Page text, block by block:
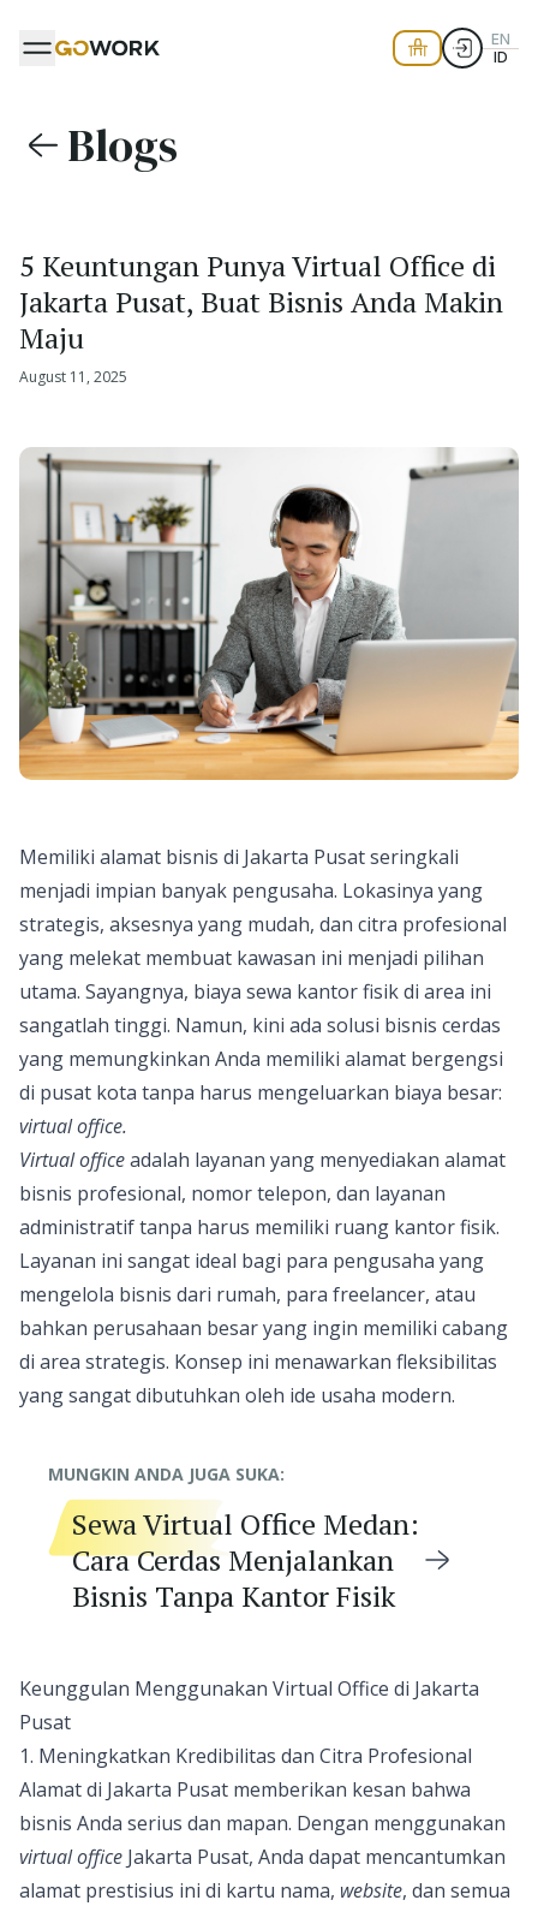
EN
ID
Blogs
5 Keuntungan Punya Virtual Office di
Jakarta Pusat, Buat Bisnis Anda Makin
Maju
August 11, 2025
Memiliki alamat bisnis di Jakarta Pusat seringkali
menjadi impian banyak pengusaha. Lokasinya yang
strategis, aksesnya yang mudah, dan citra profesional
yang melekat membuat kawasan ini menjadi pilihan
utama. Sayangnya, biaya sewa kantor fisik di area ini
sangatlah tinggi. Namun, kini ada solusi bisnis cerdas
yang memungkinkan Anda memiliki alamat bergengsi
di pusat kota tanpa harus mengeluarkan biaya besar:
virtual office.
Virtual officeadalah layanan yang menyediakan alamat
bisnis profesional, nomor telepon, dan layanan
administratif tanpa harus memiliki ruang kantor fisik.
Layanan ini sangat ideal bagi para pengusaha yang
mengelola bisnis dari rumah, para freelancer, atau
bahkan perusahaan besar yang ingin memiliki cabang
di area strategis. Konsep ini menawarkan fleksibilitas
yang sangat dibutuhkan oleh ide usaha modern.
MUNGKIN ANDA JUGA SUKA:
Sewa Virtual Office Medan:
Cara Cerdas Menjalankan
Bisnis Tanpa Kantor Fisik
Keunggulan Menggunakan Virtual Office di Jakarta
Pusat
1. Meningkatkan Kredibilitas dan Citra Profesional
Alamat di Jakarta Pusat memberikan kesan bahwa
bisnis Anda serius dan mapan. Dengan menggunakan
virtual office Jakarta Pusat, Anda dapat mencantumkan
alamat prestisius ini di kartu nama, website, dan semua